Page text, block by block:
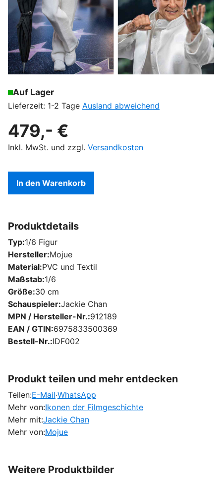
Auf Lager
Lieferzeit: 1-2 Tage Ausland abweichend
479,- €
Inkl. MwSt. und zzgl. Versandkosten
In den Warenkorb
Produktdetails
Typ 1/6 Figur
Hersteller Mojue
Material PVC und Textil
Maßstab 1/6
Größe 30 cm
Schauspieler Jackie Chan
MPN / Hersteller-Nr. 912189
EAN / GTIN 6975833500369
Bestell-Nr. IDF002
Produkt teilen und mehr entdecken
Teilen:E-Mail·WhatsApp
Mehr von:Ikonen der Filmgeschichte
Mehr mit:Jackie Chan
Mehr von:Mojue
Weitere Produktbilder